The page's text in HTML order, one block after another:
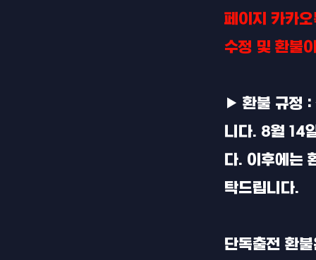
페이지 카카
수정 및 환불
▶ 환불 규정 :
니다. 8월 14
다. 이후에는
탁드립니다.
단독출전 환